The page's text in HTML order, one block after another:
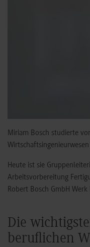
Miriam Bosch studierte
Heute ist sie
Arbeitsvorbereitung
Robert Bosch GmbH Werk
Die
beruflichen